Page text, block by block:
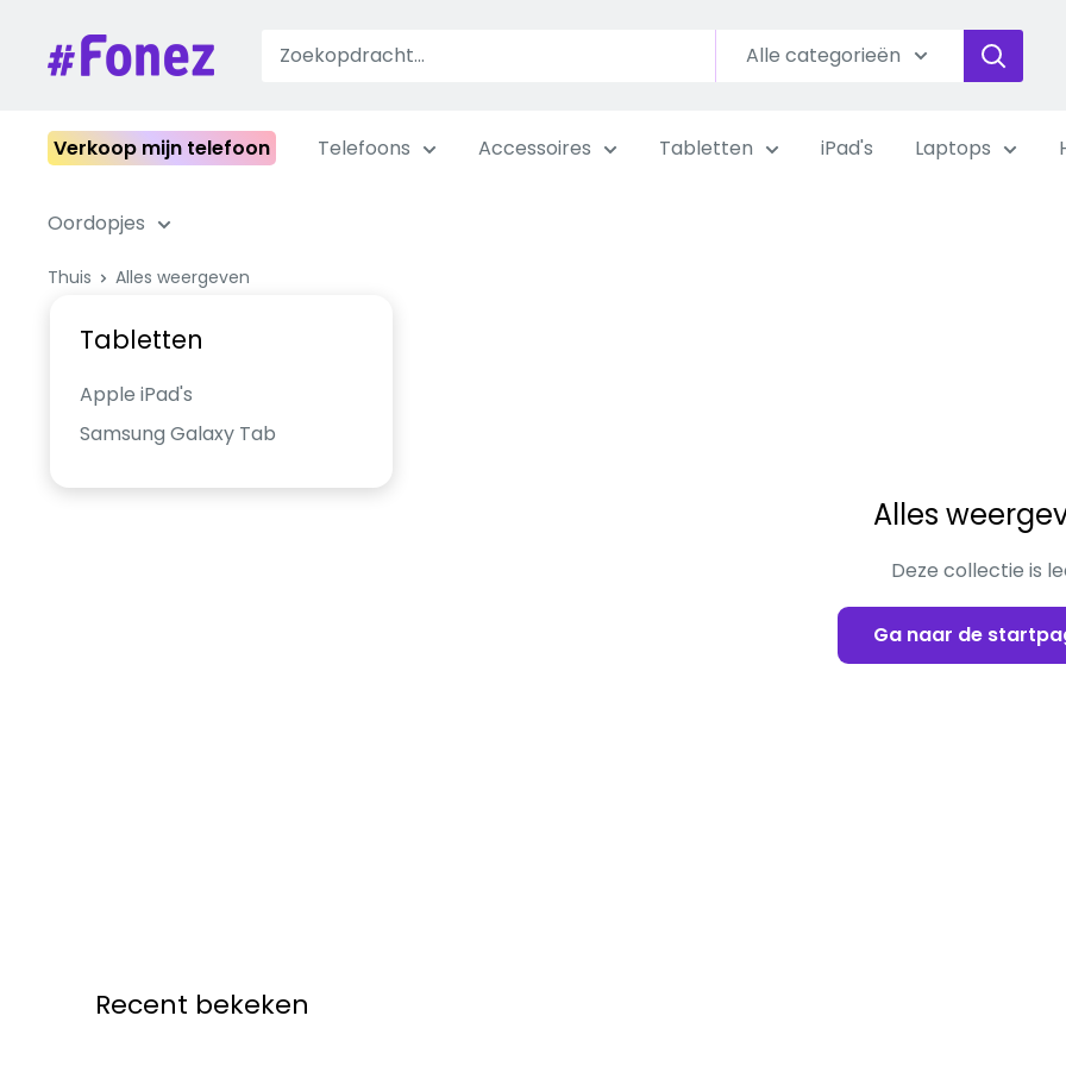
inhoud
Fonez Alle categorieën
Verkoop mijn telefoon Telefoons Accessoires Tabletten iPad's Laptops
Oordopjes
Thuis Alles weergeven
Tabletten
Apple iPad's
Samsung Galaxy Tab
Alles
Deze collectie is
Ga naar de
Recent bekeken